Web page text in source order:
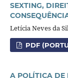
SEXTING,
Letícia Neves da
PDF
A POLÍTICA DE